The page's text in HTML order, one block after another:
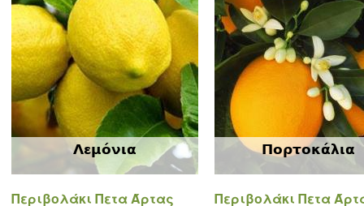
Λεμόνια
Περιβολάκι Πετα Άρτας
Πορτοκάλια
Περιβολάκι Πετα